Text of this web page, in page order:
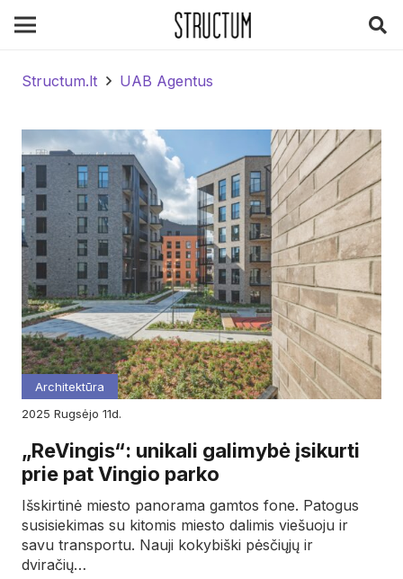
Structum.lt UAB Agentus
Architektūra
2025
rugsėjo 11d.
„ReVingis“: unikali galimybė įsikurti
prie pat Vingio parko
Išskirtinė miesto panorama gamtos fone. Patogus
susisiekimas su kitomis miesto dalimis viešuoju ir
savu transportu. Nauji kokybiški pėsčiųjų ir
dviračių…